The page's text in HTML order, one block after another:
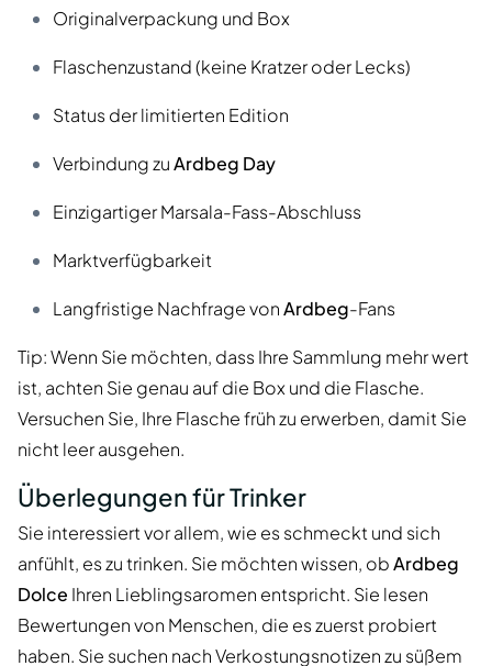
Originalverpackung und Box
Flaschenzustand (keine Kratzer oder Lecks)
Status der limitierten Edition
Verbindung zuArdbeg Day
Einzigartiger Marsala-Fass-Abschluss
Marktverfügbarkeit
Langfristige Nachfrage vonArdbeg-Fans
Tip: Wenn Sie möchten, dass Ihre Sammlung mehr wert
ist, achten Sie genau auf die Box und die Flasche.
Versuchen Sie, Ihre Flasche früh zu erwerben, damit Sie
nicht leer ausgehen.
Überlegungen für Trinker
Sie interessiert vor allem, wie es schmeckt und sich
anfühlt, es zu trinken. Sie möchten wissen, obArdbeg
Dolce Ihren Lieblingsaromen entspricht. Sie lesen
Bewertungen von Menschen, die es zuerst probiert
haben. Sie suchen nach Verkostungsnotizen zu süßem